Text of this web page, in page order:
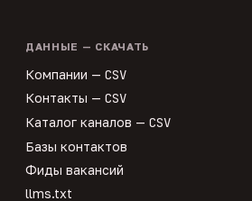
ДАННЫЕ — СКАЧАТЬ
Компании — CSV
Контакты — CSV
Каталог каналов — CSV
Базы контактов
Фиды вакансий
llms.txt